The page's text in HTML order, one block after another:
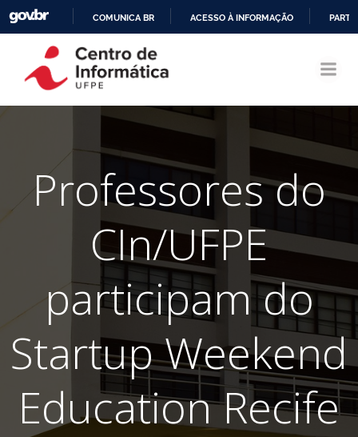
CONTEÚDO
COMUNICA BR ACESSO À INFORMAÇÃO
Professores do
CIn/UFPE
participam do
Startup Weekend
Education Recife